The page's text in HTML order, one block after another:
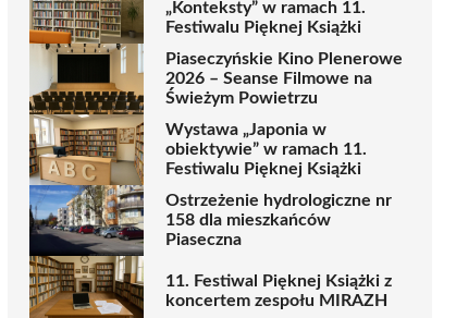
„Konteksty” w ramach 11.
Festiwalu Pięknej Książki
Piaseczyńskie Kino Plenerowe
2026 – Seanse Filmowe na
Świeżym Powietrzu
Wystawa „Japonia w
obiektywie” w ramach 11.
Festiwalu Pięknej Książki
Ostrzeżenie hydrologiczne nr
158 dla mieszkańców
Piaseczna
11. Festiwal Pięknej Książki z
koncertem zespołu MIRAZH